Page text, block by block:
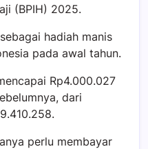
(BPIH) 2025.
hadiah manis
pada awal tahun.
Rp4.000.027
dari
perlu membayar